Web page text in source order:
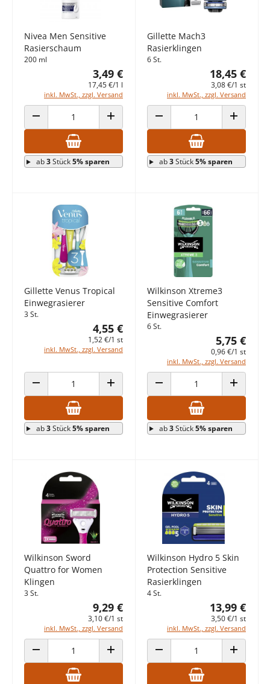
Nivea Men Sensitive
Rasierschaum
200 ml
3,49 €
17,45 €/1 l
inkl. MwSt., zzgl. Versand
ANZAHL VERRINGERN ANZAHL ERHÖHEN
ab3Stück5% sparen
Gillette Mach3
Rasierklingen
6 St.
18,45 €
3,08 €/1 st
inkl. MwSt., zzgl. Versand
ANZAHL VERRINGERN ANZAHL
ab3Stück5% sparen
Gillette Venus Tropical
Einwegrasierer
3 St.
4,55 €
1,52 €/1 st
inkl. MwSt., zzgl. Versand
ANZAHL VERRINGERN ANZAHL ERHÖHEN
ab3Stück5% sparen
Wilkinson Xtreme3
Sensitive Comfort
Einwegrasierer
6 St.
5,75 €
0,96 €/1 st
inkl. MwSt., zzgl. Versand
ANZAHL VERRINGERN ANZAHL
ab3Stück5% sparen
Wilkinson Sword
Quattro for Women
Klingen
3 St.
9,29 €
3,10 €/1 st
inkl. MwSt., zzgl. Versand
ANZAHL VERRINGERN ANZAHL ERHÖHEN
Wilkinson Hydro 5 Skin
Protection Sensitive
Rasierklingen
4 St.
13,99 €
3,50 €/1 st
inkl. MwSt., zzgl. Versand
ANZAHL VERRINGERN ANZAHL